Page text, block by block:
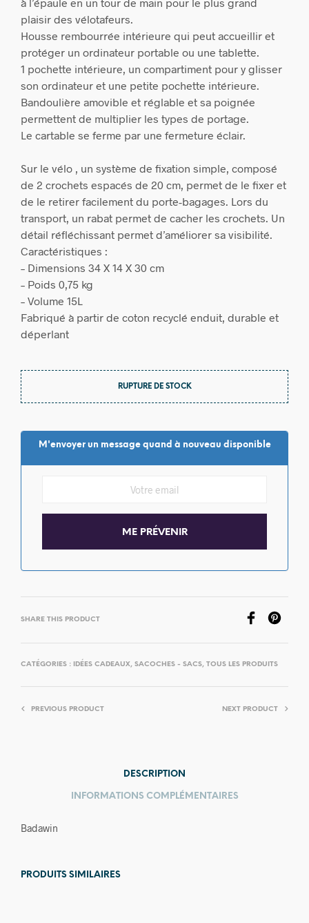
à l’épaule en un tour de main pour le plus grand
plaisir des vélotafeurs.
Housse rembourrée intérieure qui peut accueillir et
protéger un ordinateur portable ou une tablette.
1 pochette intérieure, un compartiment pour y glisser
son ordinateur et une petite pochette intérieure.
Bandoulière amovible et réglable et sa poignée
permettent de multiplier les types de portage.
Le cartable se ferme par une fermeture éclair.
Sur le vélo , un système de fixation simple, composé
de 2 crochets espacés de 20 cm, permet de le fixer et
de le retirer facilement du porte-bagages. Lors du
transport, un rabat permet de cacher les crochets. Un
détail réfléchissant permet d’améliorer sa visibilité.
Caractéristiques :
– Dimensions 34 X 14 X 30 cm
– Poids 0,75 kg
– Volume 15L
Fabriqué à partir de coton recyclé enduit, durable et
déperlant
RUPTURE DE STOCK
M'envoyer un message quand à nouveau disponible
SHARE THIS PRODUCT
CATÉGORIES : IDÉES CADEAUX, SACOCHES - SACS, TOUS LES PRODUITS
PREVIOUS PRODUCT NEXT PRODUCT
DESCRIPTION
INFORMATIONS COMPLÉMENTAIRES
Badawin
PRODUITS SIMILAIRES